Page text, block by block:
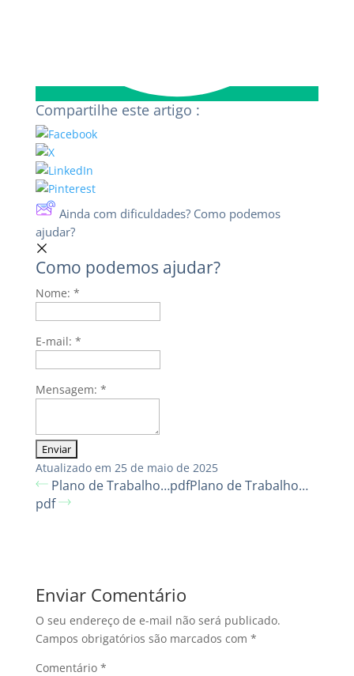
Compartilhe este artigo :
Ainda com dificuldades? Como podemos
ajudar?
Como podemos ajudar?
Nome: *
E-mail: *
Mensagem: *
Atualizado em 25 de maio de 2025
Plano de Trabalho…pdfPlano de Trabalho…
pdf
Enviar Comentário
O seu endereço de e-mail não será publicado.
Campos obrigatórios são marcados com *
Comentário *